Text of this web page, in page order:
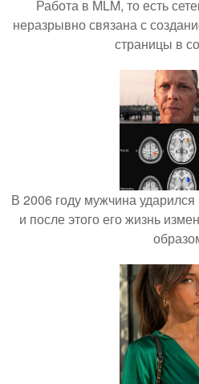
Работа в MLM, то есть
неразрывно связана с
страницы в
В 2006 году мужчина
и после этого его жизнь